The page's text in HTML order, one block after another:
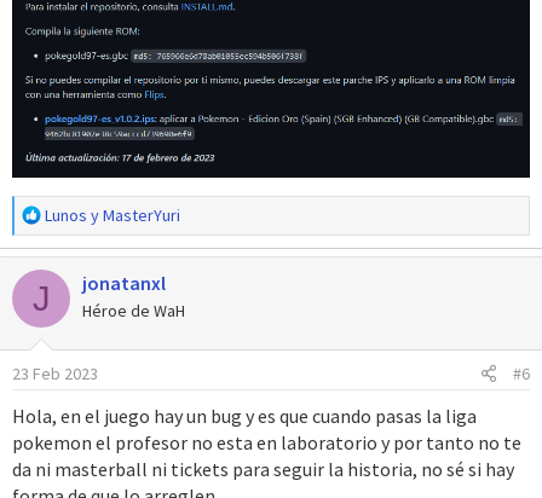
R
e
a
c
c
i
o
n
s
:
Lunos yMasterYuri
J jonatanxl
Héroe de WaH
23 Feb 2023 #6
Hola, en el juego hay un bug y es que cuando pasas la liga
pokemon el profesor no esta en laboratorio y por tanto no te
da ni masterball ni tickets para seguir la historia, no sé si hay